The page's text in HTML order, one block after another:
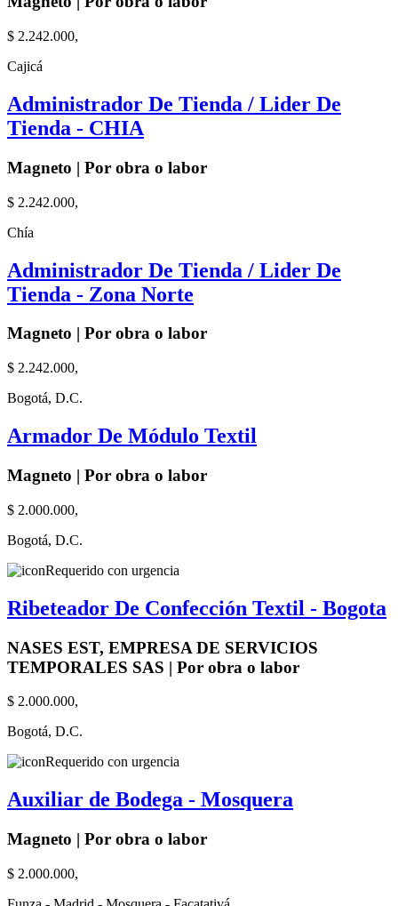
$ 2.242.000,
Cajicá
Administrador De Tienda / Lider De
Tienda - CHIA
Magneto | Por obra o labor
$ 2.242.000,
Chía
Administrador De Tienda / Lider De
Tienda - Zona Norte
Magneto | Por obra o labor
$ 2.242.000,
Bogotá, D.C.
Armador De Módulo Textil
Magneto | Por obra o labor
$ 2.000.000,
Bogotá, D.C.
Requerido con urgencia
Ribeteador De Confección Textil - Bogota
NASES EST, EMPRESA DE SERVICIOS
TEMPORALES SAS | Por obra o labor
$ 2.000.000,
Bogotá, D.C.
Requerido con urgencia
Auxiliar de Bodega - Mosquera
Magneto | Por obra o labor
$ 2.000.000,